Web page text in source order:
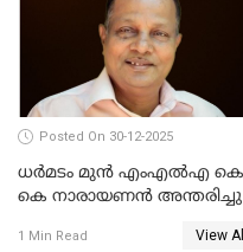
Posted On 30-12-2025
ധർമടം മുൻ എംഎല്‍എ കെ
കെ നാരായണന്‍ അന്തരിച്ചു
1 Min Read View All